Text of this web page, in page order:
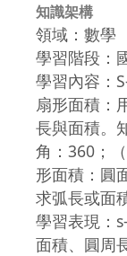
知識架構
領域：數學
學習階段：
學習內容：
扇形面積：
長與面積。
角：360；
形面積：圓
求弧長或面積
學習表現：
面積、圓周